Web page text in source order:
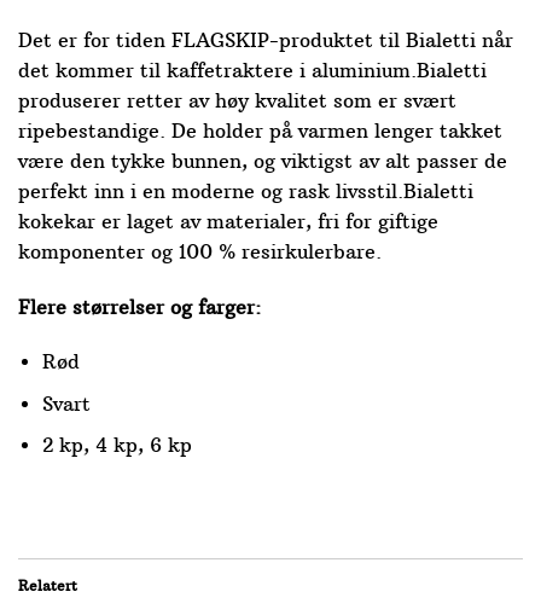
Det er for tiden FLAGSKIP-produktet til Bialetti når
det kommer til kaffetraktere i aluminium.Bialetti
produserer retter av høy kvalitet som er svært
ripebestandige. De holder på varmen lenger takket
være den tykke bunnen, og viktigst av alt passer de
perfekt inn i en moderne og rask livsstil.Bialetti
kokekar er laget av materialer, fri for giftige
komponenter og 100 % resirkulerbare.
Flere størrelser og farger:
Rød
Svart
2 kp, 4 kp, 6 kp
Relatert